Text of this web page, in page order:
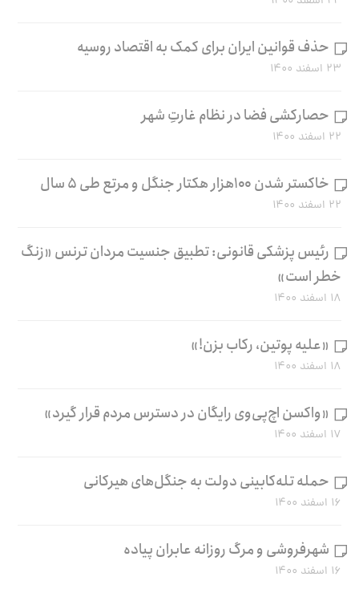
حذف قوانین ایران برای کمک به اقتصاد روسیه
۲۳ اسفند ۱۴۰۰
حصارکشی فضا در نظام غارتِ شهر
۲۲ اسفند ۱۴۰۰
خاکستر شدن ۱۰۰هزار هکتار جنگل و مرتع طی ۵ سال
۲۲ اسفند ۱۴۰۰
رئیس پزشکی قانونی: تطبیق جنسیت مردان ترنس «زنگ
خطر است»
۱۸ اسفند ۱۴۰۰
«علیه پوتین، رکاب بزن!»
۱۸ اسفند ۱۴۰۰
«واکسن اچ‌پی‌وی رایگان در دسترس مردم قرار گیرد»
۱۷ اسفند ۱۴۰۰
حمله تله‌کابینی دولت به جنگل‌های هیرکانی
۱۶ اسفند ۱۴۰۰
شهرفروشی و مرگ روزانه عابران پیاده
۱۶ اسفند ۱۴۰۰